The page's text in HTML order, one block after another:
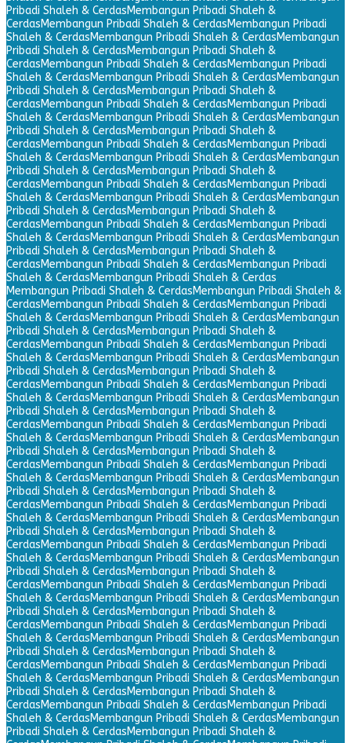
Pribadi Shaleh & CerdasMembangun Pribadi Shaleh &
CerdasMembangun Pribadi Shaleh & CerdasMembangun Pribadi
Shaleh & CerdasMembangun Pribadi Shaleh & CerdasMembangun
Pribadi Shaleh & CerdasMembangun Pribadi Shaleh &
CerdasMembangun Pribadi Shaleh & CerdasMembangun Pribadi
Shaleh & CerdasMembangun Pribadi Shaleh & CerdasMembangun
Pribadi Shaleh & CerdasMembangun Pribadi Shaleh &
CerdasMembangun Pribadi Shaleh & CerdasMembangun Pribadi
Shaleh & CerdasMembangun Pribadi Shaleh & CerdasMembangun
Pribadi Shaleh & CerdasMembangun Pribadi Shaleh &
CerdasMembangun Pribadi Shaleh & CerdasMembangun Pribadi
Shaleh & CerdasMembangun Pribadi Shaleh & CerdasMembangun
Pribadi Shaleh & CerdasMembangun Pribadi Shaleh &
CerdasMembangun Pribadi Shaleh & CerdasMembangun Pribadi
Shaleh & CerdasMembangun Pribadi Shaleh & CerdasMembangun
Pribadi Shaleh & CerdasMembangun Pribadi Shaleh &
CerdasMembangun Pribadi Shaleh & CerdasMembangun Pribadi
Shaleh & CerdasMembangun Pribadi Shaleh & CerdasMembangun
Pribadi Shaleh & CerdasMembangun Pribadi Shaleh &
CerdasMembangun Pribadi Shaleh & CerdasMembangun Pribadi
Shaleh & CerdasMembangun Pribadi Shaleh & Cerdas
Membangun Pribadi Shaleh & CerdasMembangun Pribadi Shaleh &
CerdasMembangun Pribadi Shaleh & CerdasMembangun Pribadi
Shaleh & CerdasMembangun Pribadi Shaleh & CerdasMembangun
Pribadi Shaleh & CerdasMembangun Pribadi Shaleh &
CerdasMembangun Pribadi Shaleh & CerdasMembangun Pribadi
Shaleh & CerdasMembangun Pribadi Shaleh & CerdasMembangun
Pribadi Shaleh & CerdasMembangun Pribadi Shaleh &
CerdasMembangun Pribadi Shaleh & CerdasMembangun Pribadi
Shaleh & CerdasMembangun Pribadi Shaleh & CerdasMembangun
Pribadi Shaleh & CerdasMembangun Pribadi Shaleh &
CerdasMembangun Pribadi Shaleh & CerdasMembangun Pribadi
Shaleh & CerdasMembangun Pribadi Shaleh & CerdasMembangun
Pribadi Shaleh & CerdasMembangun Pribadi Shaleh &
CerdasMembangun Pribadi Shaleh & CerdasMembangun Pribadi
Shaleh & CerdasMembangun Pribadi Shaleh & CerdasMembangun
Pribadi Shaleh & CerdasMembangun Pribadi Shaleh &
CerdasMembangun Pribadi Shaleh & CerdasMembangun Pribadi
Shaleh & CerdasMembangun Pribadi Shaleh & CerdasMembangun
Pribadi Shaleh & CerdasMembangun Pribadi Shaleh &
CerdasMembangun Pribadi Shaleh & CerdasMembangun Pribadi
Shaleh & CerdasMembangun Pribadi Shaleh & CerdasMembangun
Pribadi Shaleh & CerdasMembangun Pribadi Shaleh &
CerdasMembangun Pribadi Shaleh & CerdasMembangun Pribadi
Shaleh & CerdasMembangun Pribadi Shaleh & CerdasMembangun
Pribadi Shaleh & CerdasMembangun Pribadi Shaleh &
CerdasMembangun Pribadi Shaleh & CerdasMembangun Pribadi
Shaleh & CerdasMembangun Pribadi Shaleh & CerdasMembangun
Pribadi Shaleh & CerdasMembangun Pribadi Shaleh &
CerdasMembangun Pribadi Shaleh & CerdasMembangun Pribadi
Shaleh & CerdasMembangun Pribadi Shaleh & CerdasMembangun
Pribadi Shaleh & CerdasMembangun Pribadi Shaleh &
CerdasMembangun Pribadi Shaleh & CerdasMembangun Pribadi
Shaleh & CerdasMembangun Pribadi Shaleh & CerdasMembangun
Pribadi Shaleh & CerdasMembangun Pribadi Shaleh &